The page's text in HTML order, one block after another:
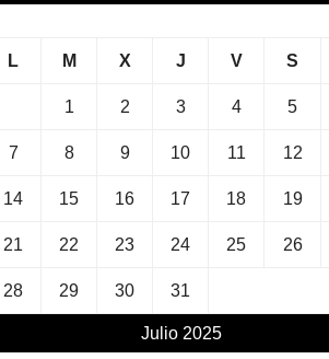
Julio 2025
L M X J V S
1 2 3 4 5
7 8 9 10 11 12
14 15 16 17 18 19
21 22 23 24 25 26
28 29 30 31